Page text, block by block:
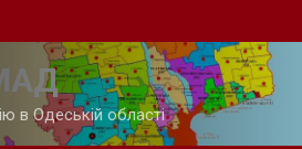
в Одеській області